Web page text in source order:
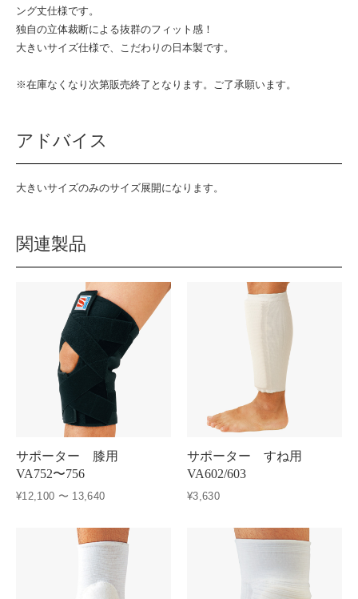
ング丈仕様です。
独自の立体裁断による抜群のフィット感！
大きいサイズ仕様で、こだわりの日本製です。
※在庫なくなり次第販売終了となります。ご了承願います。
アドバイス
大きいサイズのみのサイズ展開になります。
関連製品
サポーター 膝用
VA752〜756
¥12,100 〜 13,640
サポーター すね用
VA602/603
¥3,630